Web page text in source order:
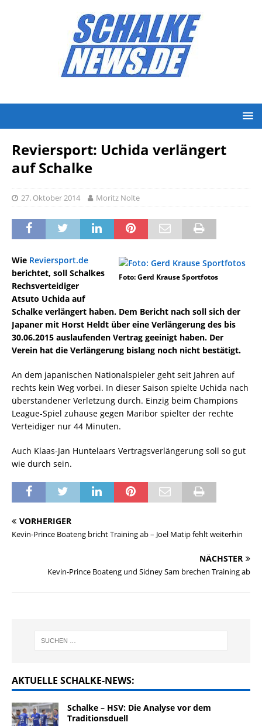
Reviersport: Uchida verlängert
auf Schalke
27. Oktober 2014 Moritz Nolte
Foto: Gerd Krause Sportfotos
Wie Reviersport.de
berichtet, soll Schalkes
Rechsverteidiger
Atsuto Uchida auf
Schalke verlängert haben. Dem Bericht nach soll sich der
Japaner mit Horst Heldt über eine Verlängerung des bis
30.06.2015 auslaufenden Vertrag geeinigt haben. Der
Verein hat die Verlängerung bislang noch nicht bestätigt.
An dem japanischen Nationalspieler geht seit Jahren auf
rechts kein Weg vorbei. In dieser Saison spielte Uchida nach
überstandener Verletzung durch. Einzig beim Champions
League-Spiel zuhause gegen Maribor spielter der rechte
Verteidiger nur 44 Minuten.
Auch Klaas-Jan Huntelaars Vertragsverlängerung soll so gut
wie durch sein.
VORHERIGER
Kevin-Prince Boateng bricht Training ab – Joel Matip fehlt weiterhin
NÄCHSTER
Kevin-Prince Boateng und Sidney Sam brechen Training ab
AKTUELLE SCHALKE-NEWS:
Schalke – HSV: Die Analyse vor dem
Traditionsduell